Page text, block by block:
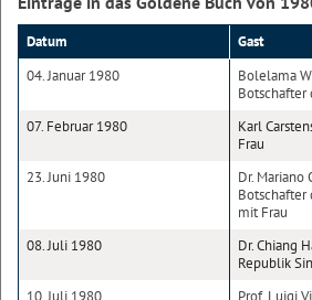
Datum
Gast
04. Januar 1980
Bolelama
Botschafter
07. Februar 1980
Karl
Frau
23. Juni 1980
Dr. Mariano
mit Frau
08. Juli 1980
Dr. Chiang
Republik
10. Juli 1980
Prof. Luigi